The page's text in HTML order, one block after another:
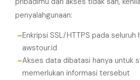
penyalahgunaan:
Enkripsi SSL/HTTPS pada
awstour.id
Akses data dibatasi hanya untuk
memerlukan informasi tersebut